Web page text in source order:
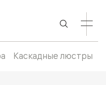
Каскадные люстры